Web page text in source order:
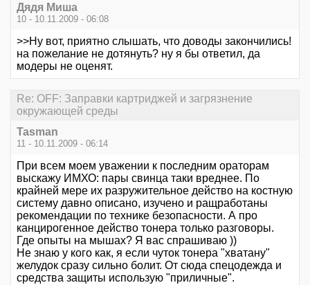
Дядя Миша
10 - 10.11.2009 - 06:08
>>Ну вот, приятно слышать, что доводы закончились!
на пожелание не дотянуть? ну я бы ответил, да
модеры не оценят.
Re: OFF: Заправки картриджей и загрязнение
окружающей среды
Tasman
11 - 10.11.2009 - 06:14
При всем моем уважении к последним ораторам
выскажу ИМХО: пары свинца таки вреднее. По
крайней мере их разружительное действо на костную
систему давно описано, изучено и ращработаны
рекомендации по технике безопасности. А про
канцирогенное действо тонера только разговоры.
Где опыты на мышах? Я вас спрашиваю ))
Не знаю у кого как, я если чуток тонера "хватану"
желудок сразу сильно болит. От сюда спецодежда и
средства защиты использую "приличные".